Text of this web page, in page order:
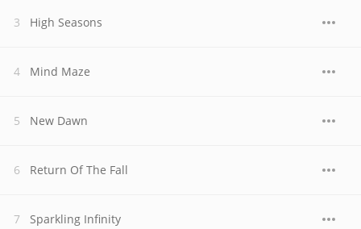
High Seasons
Mind Maze
New Dawn
Return Of The Fall
Sparkling Infinity